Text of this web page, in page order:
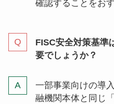
確認することをお
FISC安全対策基準
要でしょうか？
一部事業向けの導
融機関本体と同じ